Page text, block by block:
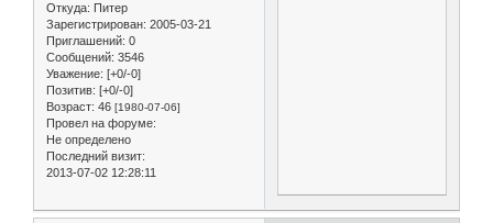
Откуда: Питер
Зарегистрирован: 2005-03-21
Приглашений: 0
Сообщений: 3546
Уважение: [+0/-0]
Позитив: [+0/-0]
Возраст: 46 [1980-07-06]
Провел на форуме:
Не определено
Последний визит:
2013-07-02 12:28:11